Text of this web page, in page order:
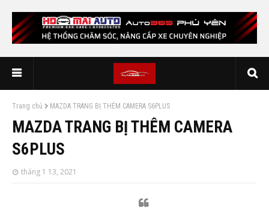
Trang chủ MAZDA TRANG BỊ THÊM CAMERA S6PLUS
MAZDA TRANG BỊ THÊM CAMERA
S6PLUS
tháng 1 13, 2021